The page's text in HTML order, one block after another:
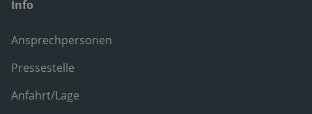
Info
Ansprechpersonen
Pressestelle
Anfahrt/Lage